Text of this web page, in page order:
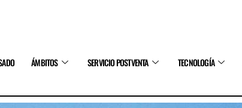
ÁMBITOS SERVICIO POSTVENTA TECNOLOGÍA